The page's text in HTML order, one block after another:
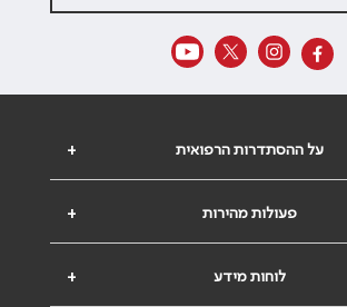
+ על ההסתדרות הרפואית
+ פעולות מהירות
+ לוחות מידע